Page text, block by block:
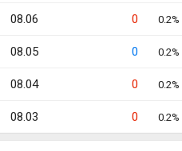
08.06 0 0.2%
08.05 0 0.2%
08.04 0 0.2%
08.03 0 0.2%